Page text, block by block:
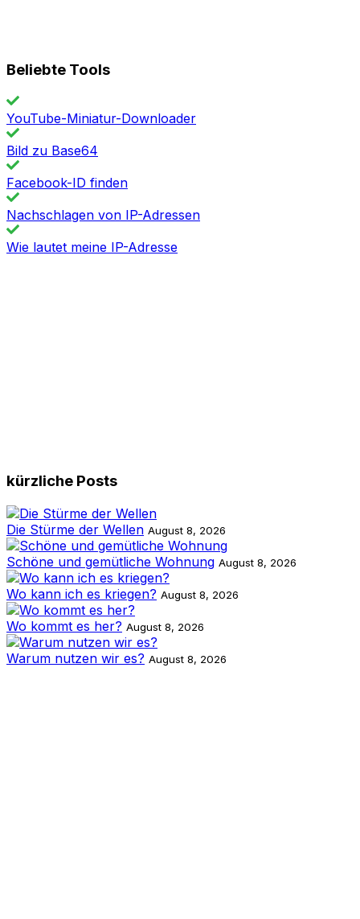
Beliebte Tools
YouTube-Miniatur-Downloader
Bild zu Base64
Facebook-ID finden
Nachschlagen von IP-Adressen
Wie lautet meine IP-Adresse
kürzliche Posts
Die Stürme der Wellen August 8, 2026
Schöne und gemütliche Wohnung August 8, 2026
Wo kann ich es kriegen? August 8, 2026
Wo kommt es her? August 8, 2026
Warum nutzen wir es? August 8, 2026